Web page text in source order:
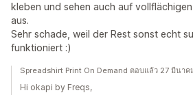
kleben und sehen auch auf
aus.
Sehr schade, weil der Rest sonst echt
funktioniert :)
Spreadshirt Print On Demand ตอบแล้ว 27 มีนา
Hi okapi by Freqs,